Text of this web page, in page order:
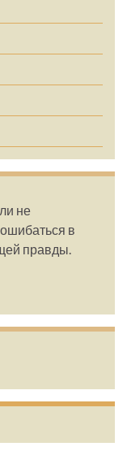
не
в
правды.